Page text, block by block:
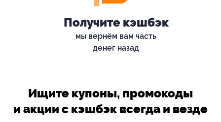
Получите кэшбэк
мы вернём вам часть
денег назад
Ищите купоны, промокоды
и акции с кэшбэк всегда и везде